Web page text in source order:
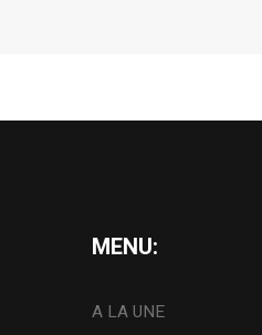
MENU:
A LA UNE